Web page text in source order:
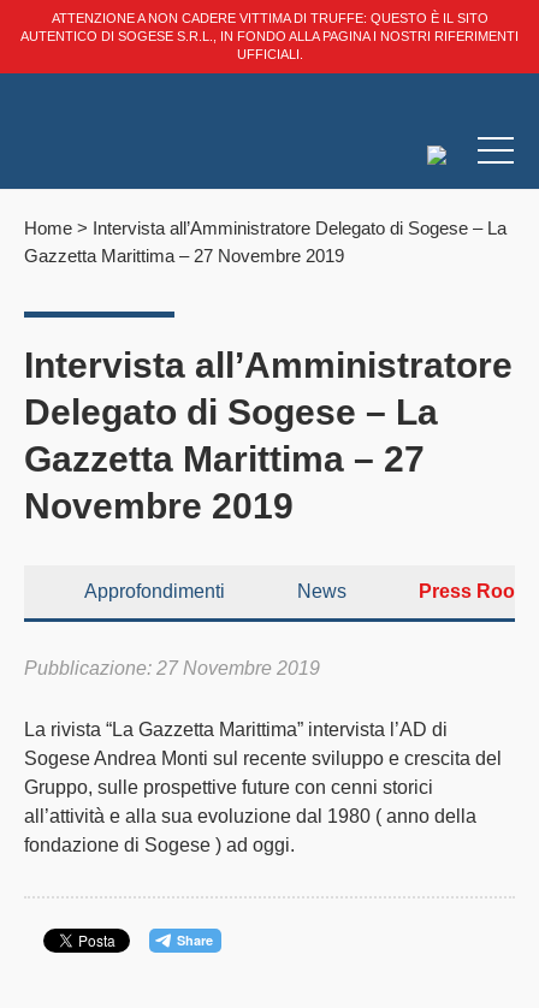
ATTENZIONE A NON CADERE VITTIMA DI TRUFFE: QUESTO È IL SITO
AUTENTICO DI SOGESE S.R.L., IN FONDO ALLA PAGINA I NOSTRI RIFERIMENTI
UFFICIALI.
Home > Intervista all’Amministratore Delegato di Sogese – La
Gazzetta Marittima – 27 Novembre 2019
Intervista all’Amministratore
Delegato di Sogese – La
Gazzetta Marittima – 27
Novembre 2019
Approfondimenti News Press Room
Pubblicazione: 27 Novembre 2019
La rivista “La Gazzetta Marittima” intervista l’AD di
Sogese Andrea Monti sul recente sviluppo e crescita del
Gruppo, sulle prospettive future con cenni storici
all’attività e alla sua evoluzione dal 1980 ( anno della
fondazione di Sogese ) ad oggi.